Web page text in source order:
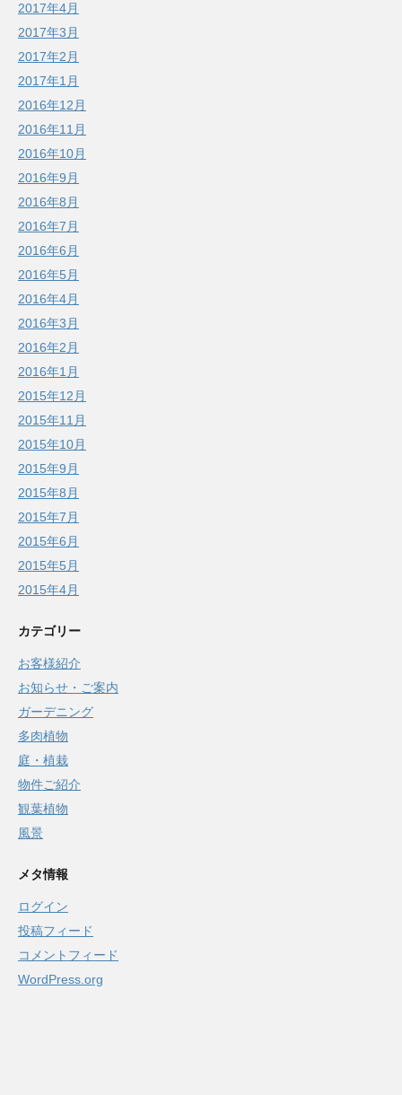
2017年4月
2017年3月
2017年2月
2017年1月
2016年12月
2016年11月
2016年10月
2016年9月
2016年8月
2016年7月
2016年6月
2016年5月
2016年4月
2016年3月
2016年2月
2016年1月
2015年12月
2015年11月
2015年10月
2015年9月
2015年8月
2015年7月
2015年6月
2015年5月
2015年4月
カテゴリー
お客様紹介
お知らせ・ご案内
ガーデニング
多肉植物
庭・植栽
物件ご紹介
観葉植物
風景
メタ情報
ログイン
投稿フィード
コメントフィード
WordPress.org